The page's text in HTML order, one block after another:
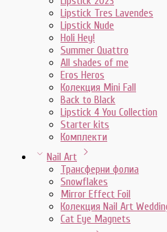
Lipstick Tres Lavendes
Lipstick Nude
Holi Hey!
Summer Quattro
All shades of me
Eros Heros
Колекция Mini Fall
Back to Black
Lipstick 4 You Collection
Starter kits
Комплекти
Nail Art
Трансферни фолиа
Snowflakes
Mirror Effect Foil
Колекция Nail Art
Cat Eye Magnets